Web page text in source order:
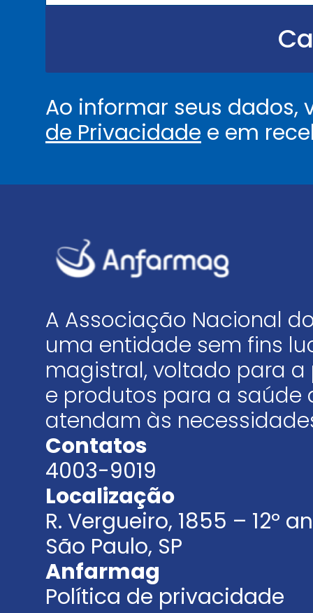
.
Ao informar seus
de Privacidade e em
A Associação Nacional
uma entidade sem fins
magistral, voltado para
e produtos para a saúde
atendam às
Contatos
4003-9019
Localização
R. Vergueiro, 1855 – 12º
São Paulo, SP
Anfarmag
Política de privacidade